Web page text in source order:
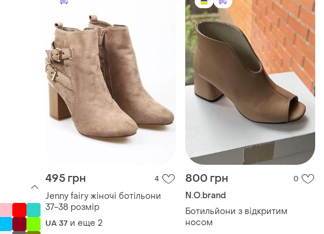
495 грн 4
Jenny fairy жіночі ботільони
37-38 розмір
UA 37 и еще 2
800 грн 0
N.O.brand
Ботильйони з відкритим
носом